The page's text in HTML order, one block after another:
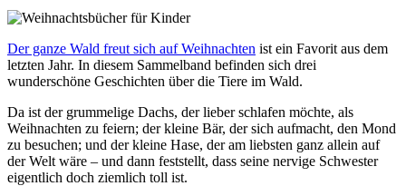
Der ganze Wald freut sich auf Weihnachten ist ein Favorit aus dem
letzten Jahr. In diesem Sammelband befinden sich drei
wunderschöne Geschichten über die Tiere im Wald.
Da ist der grummelige Dachs, der lieber schlafen möchte, als
Weihnachten zu feiern; der kleine Bär, der sich aufmacht, den Mond
zu besuchen; und der kleine Hase, der am liebsten ganz allein auf
der Welt wäre – und dann feststellt, dass seine nervige Schwester
eigentlich doch ziemlich toll ist.